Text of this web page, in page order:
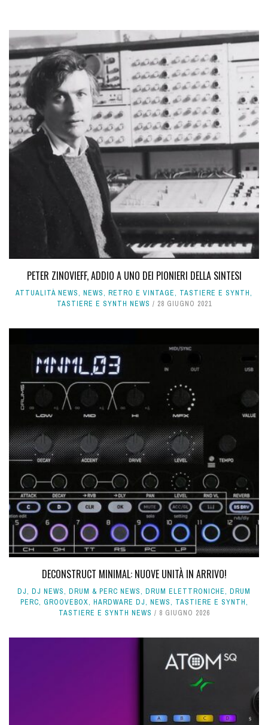
PETER ZINOVIEFF, ADDIO A UNO DEI PIONIERI DELLA SINTESI
ATTUALITÀ NEWS, NEWS, RETRO E VINTAGE, TASTIERE E SYNTH,
TASTIERE E SYNTH NEWS
28 GIUGNO 2021
DECONSTRUCT MINIMAL: NUOVE UNITÀ IN ARRIVO!
DJ, DJ NEWS, DRUM & PERC NEWS, DRUM ELETTRONICHE, DRUM
PERC, GROOVEBOX, HARDWARE DJ, NEWS, TASTIERE E SYNTH,
TASTIERE E SYNTH NEWS
8 GIUGNO 2026